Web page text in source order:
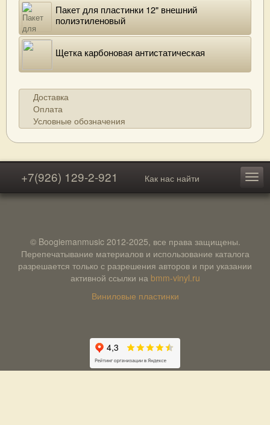
Пакет для пластинки 12" внешний
полиэтиленовый
Щетка карбоновая антистатическая
Доставка
Оплата
Условные обозначения
+7(926) 129-2-921 Как нас найти
© Boogiemanmusic 2012-2025, все права защищены.
Перепечатывание материалов и использование каталога
разрешается только с разрешения авторов и при указании
активной ссылки на bmm-vinyl.ru
Виниловые пластинки